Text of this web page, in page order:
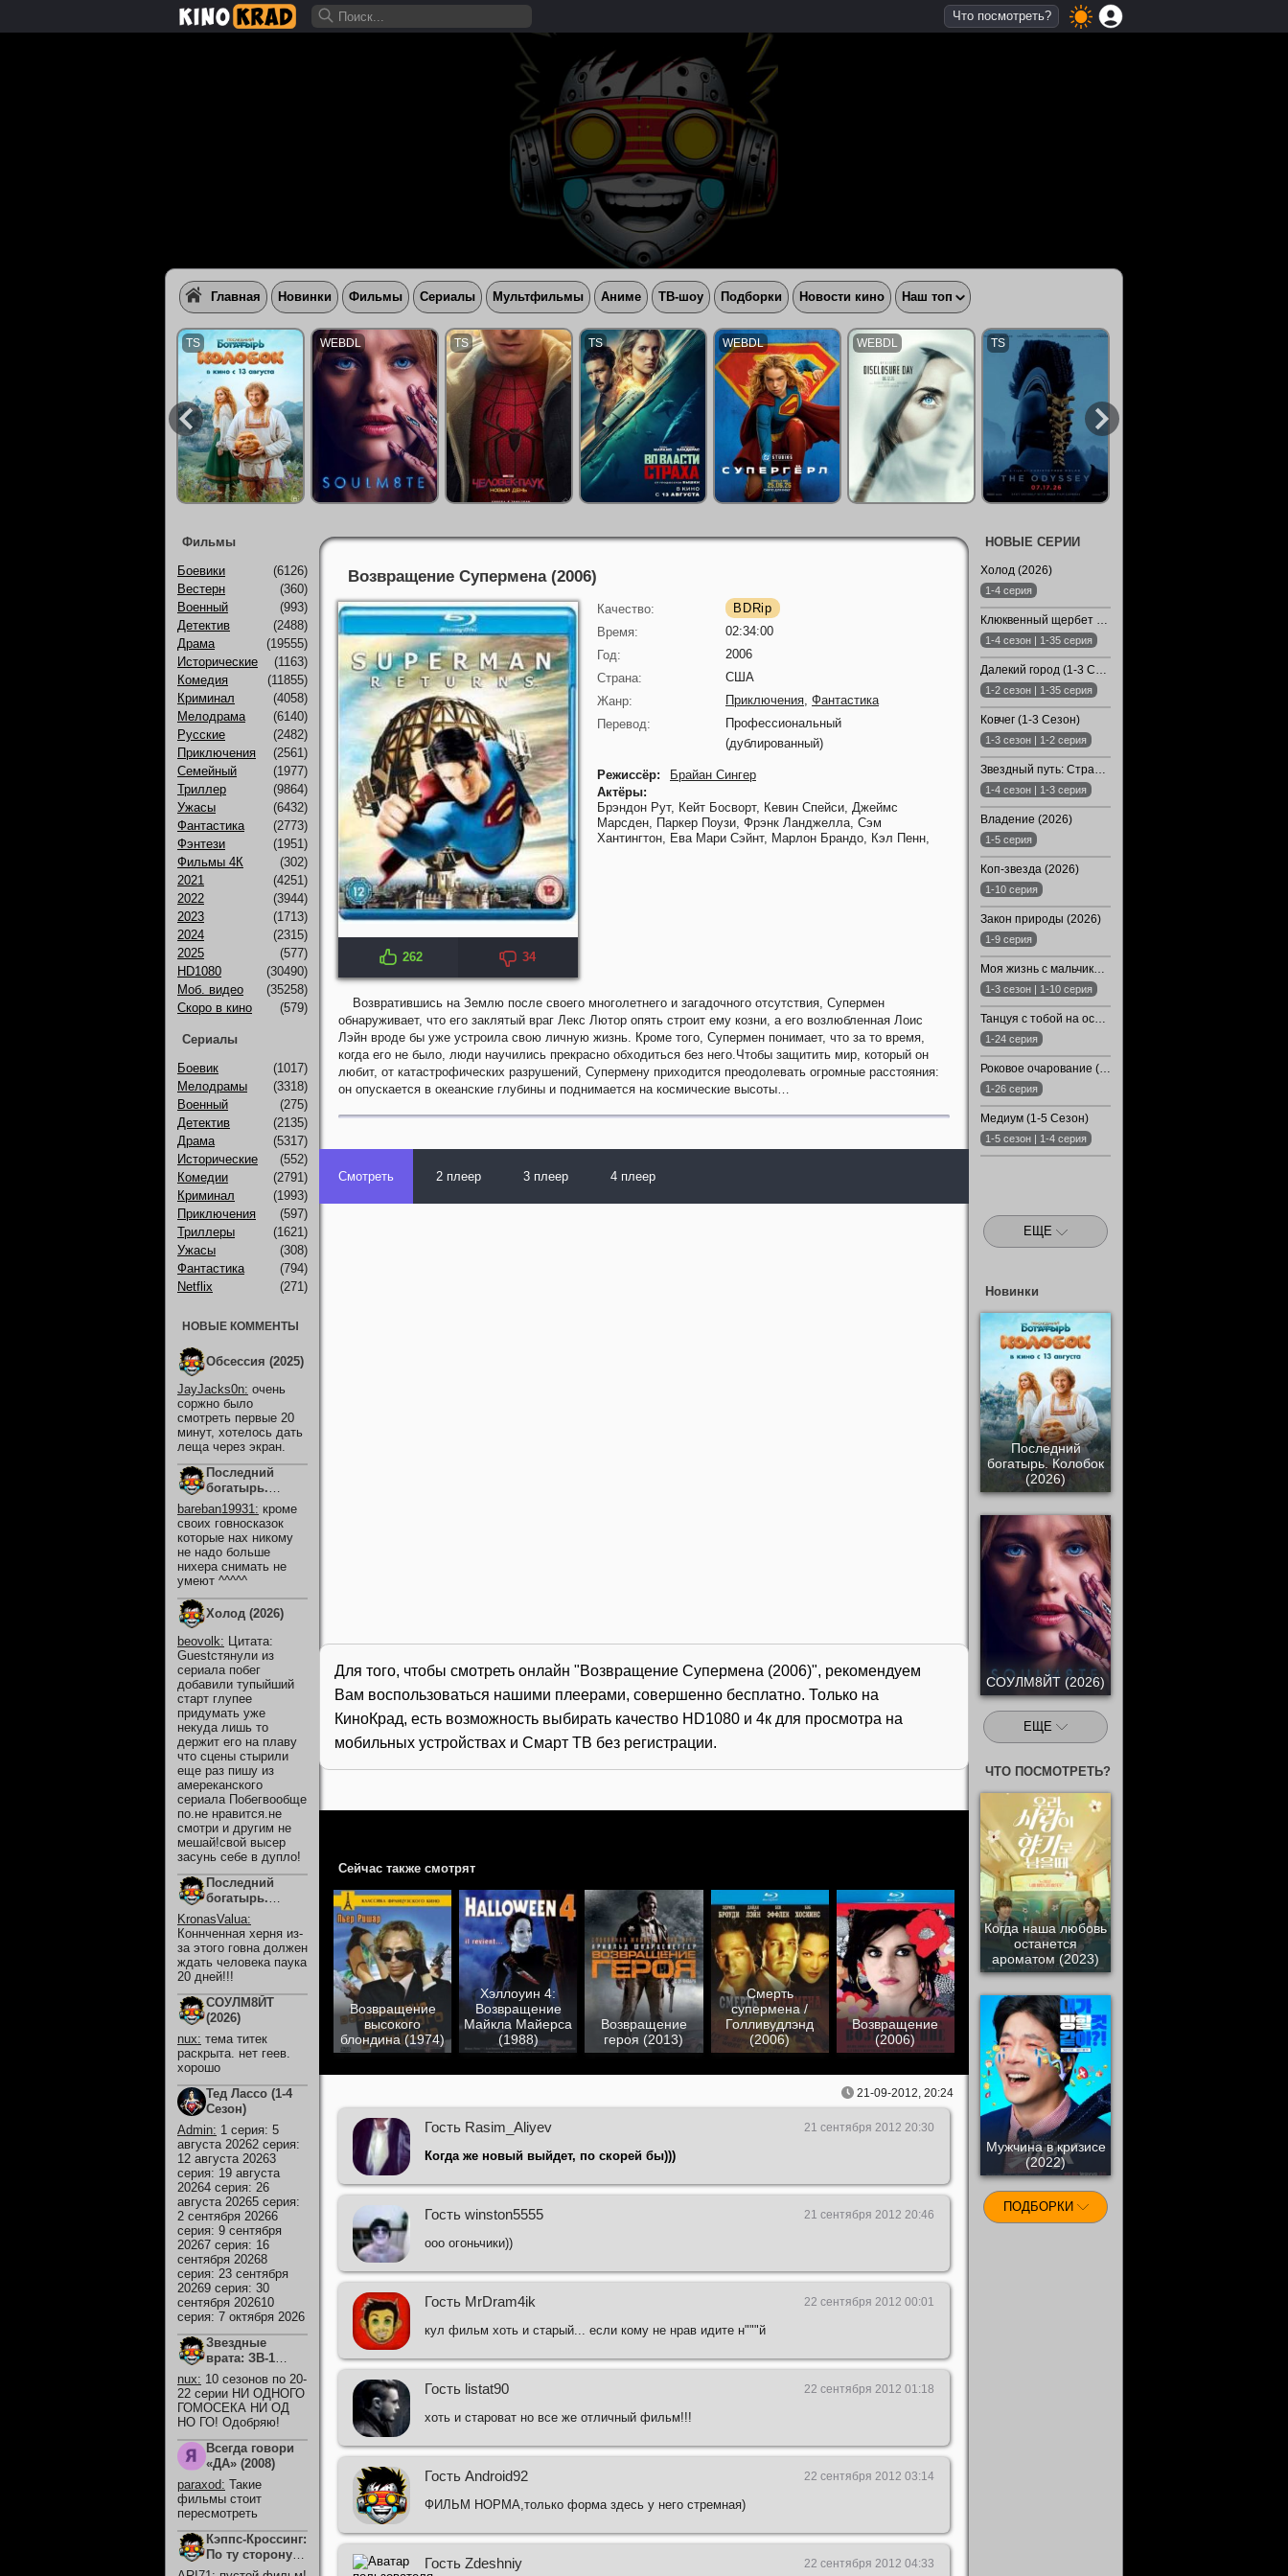
Возвращение Супермена (2006)
IMDB: 6.1 KP: 5.7
262 34
Качество:
BDRip
Время:
02:34:00
Год:
2006
Страна:
США
Жанр:
Приключения, Фантастика
Перевод:
Профессиональный
(дублированный)
Режиссёр:
Брайан Сингер
Актёры:
Брэндон Рут, Кейт Босворт, Кевин Спейси, Джеймс
Марсден, Паркер Поузи, Фрэнк Ланджелла, Сэм
Хантингтон, Ева Мари Сэйнт, Марлон Брандо, Кэл Пенн,
Возвратившись на Землю после своего многолетнего и загадочного отсутствия, Супермен
обнаруживает, что его заклятый враг Лекс Лютор опять строит ему козни, а его возлюбленная Лоис
Лэйн вроде бы уже устроила свою личную жизнь. Кроме того, Супермен понимает, что за то время,
когда его не было, люди научились прекрасно обходиться без него.Чтобы защитить мир, который он
любит, от катастрофических разрушений, Супермену приходится преодолевать огромные расстояния:
он опускается в океанские глубины и поднимается на космические высоты…
Смотреть 2 плеер 3 плеер 4 плеер
Для того, чтобы смотреть онлайн "Возвращение Супермена (2006)", рекомендуем
Вам воспользоваться нашими плеерами, совершенно бесплатно. Только на
КиноКрад, есть возможность выбирать качество HD1080 и 4к для просмотра на
мобильных устройствах и Смарт ТВ без регистрации.
Сейчас также смотрят
Возвращение
высокого
блондина (1974)
Хэллоуин 4:
Возвращение
Майкла Майерса
(1988)
Возвращение
героя (2013)
Смерть
супермена /
Голливудлэнд
(2006)
Возвращение
(2006)
21-09-2012, 20:24
Гость Rasim_Aliyev 21 сентября 2012 20:30
Когда же новый выйдет, по скорей бы)))
Гость winston5555 21 сентября 2012 20:46
ооо огоньчики))
Гость MrDram4ik 22 сентября 2012 00:01
кул фильм хоть и старый... если кому не нрав идите н"""й
Гость listat90 22 сентября 2012 01:18
хоть и староват но все же отличный фильм!!!
Гость Android92 22 сентября 2012 03:14
ФИЛЬМ НОРМА,только форма здесь у него стремная)
Гость Zdeshniy 22 сентября 2012 04:33
Фильмы
Боевики
(6126)
Вестерн
(360)
Военный
(993)
Детектив
(2488)
Драма
(19555)
Исторические
(1163)
Комедия
(11855)
Криминал
(4058)
Мелодрама
(6140)
Русские
(2482)
Приключения
(2561)
Семейный
(1977)
Триллер
(9864)
Ужасы
(6432)
Фантастика
(2773)
Фэнтези
(1951)
Фильмы 4К
(302)
2021
(4251)
2022
(3944)
2023
(1713)
2024
(2315)
2025
(577)
HD1080
(30490)
Моб. видео
(35258)
Скоро в кино
(579)
Сериалы
Боевик
(1017)
Мелодрамы
(3318)
Военный
(275)
Детектив
(2135)
Драма
(5317)
Исторические
(552)
Комедии
(2791)
Криминал
(1993)
Приключения
(597)
Триллеры
(1621)
Ужасы
(308)
Фантастика
(794)
Netflix
(271)
НОВЫЕ КОММЕНТЫ
Обсессия (2025)
JayJacks0n: очень
соржно было
смотреть первые 20
минут, хотелось дать
леща через экран.
Последний
богатырь.
Колобок (2026)
bareban19931: кроме
своих говносказок
которые нах никому
не надо больше
нихера снимать не
умеют ^^^^^
Холод (2026)
beovolk: Цитата:
Guestстянули из
сериала побег
добавили тупыйший
старт глупее
придумать уже
некуда лишь то
держит его на плаву
что сцены стырили
еще раз пишу из
амереканского
сериала Побегвообще
по.не нравится.не
смотри и другим не
мешай!свой высер
засунь себе в дупло!
Последний
богатырь.
Колобок (2026)
KronasValua:
Коннченная херня из-
за этого говна должен
ждать человека паука
20 дней!!!
СОУЛМ8ЙТ
(2026)
nux: тема титек
раскрыта. нет геев.
хорошо
Тед Лассо (1-4
Сезон)
Admin: 1 серия: 5
августа 20262 серия:
12 августа 20263
серия: 19 августа
20264 серия: 26
августа 20265 серия:
2 сентября 20266
серия: 9 сентября
20267 серия: 16
сентября 20268
серия: 23 сентября
20269 серия: 30
сентября 202610
серия: 7 октября 2026
Звездные
врата: ЗВ-1
(сериал 1997 –
2007)
nux: 10 сезонов по 20-
22 серии НИ ОДНОГО
ГОМОСЕКА НИ ОД
НО ГО! Одобряю!
Всегда говори
«ДА» (2008)
paraxod: Такие
фильмы стоит
пересмотреть
Кэппс-Кроссинг:
По ту сторону
смерти (2026)
НОВЫЕ СЕРИИ
Холод (2026)
1-4 серия
Клюквенный щербет (1-4 Сезон)
1-4 сезон | 1-35 серия
Далекий город (1-3 Сезон)
1-2 сезон | 1-35 серия
Ковчег (1-3 Сезон)
1-3 сезон | 1-2 серия
Звездный путь: Странные новые миры (1-4 Сезон)
1-4 сезон | 1-3 серия
Владение (2026)
1-5 серия
Коп-звезда (2026)
1-10 серия
Закон природы (2026)
1-9 серия
Моя жизнь с мальчиками Уолтер (1-3 Сезон)
1-3 сезон | 1-10 серия
Танцуя с тобой на острие клинка (2024)
1-24 серия
Роковое очарование (2024)
1-26 серия
Медиум (1-5 Сезон)
1-5 сезон | 1-4 серия
ЕЩЕ
Новинки
Последний
богатырь. Колобок
(2026)
СОУЛМ8ЙТ (2026)
ЕЩЕ
ЧТО ПОСМОТРЕТЬ?
Когда наша любовь
останется
ароматом (2023)
Мужчина в кризисе
(2022)
ПОДБОРКИ
Главная Новинки Фильмы Сериалы Мультфильмы Аниме ТВ-шоу Подборки Новости кино Наш топ
Что посмотреть?